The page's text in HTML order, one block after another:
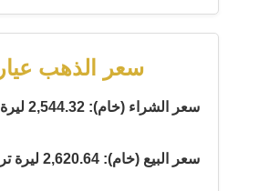
سعر الذهب عيار 18
سعر الشراء (خام): 2,544.32 ليرة تركية
سعر البيع (خام): 2,620.64 ليرة تركية